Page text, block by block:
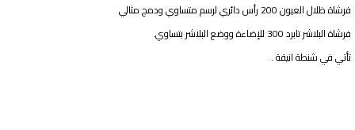
فرشاة ظلال العيون 200 رأس دائري لرسم متساوي ودمج مثالي
فرشاة البلاشر تابرد 300 للإضاءة ووضع البلاشر بتساوي.
تأتي في شنطة انيقة .